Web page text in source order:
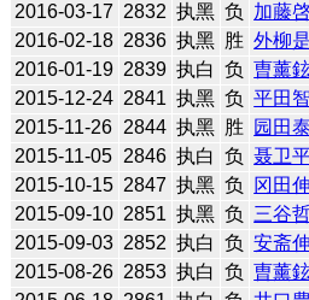
2016-03-17 2832 执黑 负 加藤
2016-02-18 2836 执黑 胜 外柳
2016-01-19 2839 执白 负 曺薰
2015-12-24 2841 执黑 负 平田
2015-11-26 2844 执黑 胜 园田
2015-11-05 2846 执白 负 聂卫
2015-10-15 2847 执黑 负 冈田
2015-09-10 2851 执黑 负 三谷
2015-09-03 2852 执白 负 安斋
2015-08-26 2853 执白 负 曺薰